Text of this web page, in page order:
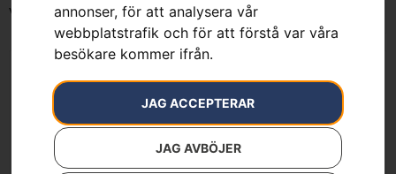
annonser, för att analysera vår
webbplatstrafik och för att förstå var våra
besökare kommer ifrån.
JAG ACCEPTERAR
JAG AVBÖJER
Visar alla 3 resultat